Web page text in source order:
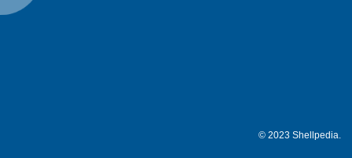
© 2023 Shellpedia.